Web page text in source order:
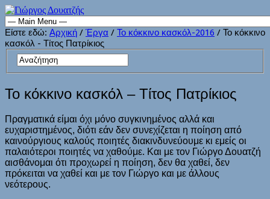
Είστε εδώ: Αρχική / Έργα / Το κόκκινο κασκόλ-2016 / Το κόκκινο
κασκόλ - Τίτος Πατρίκιος
Το κόκκινο κασκόλ – Τίτος Πατρίκιος
Πραγματικά είμαι όχι μόνο συγκινημένος αλλά και
ευχαριστημένος, διότι εάν δεν συνεχίζεται η ποίηση από
καινούργιους καλούς ποιητές διακινδυνεύουμε κι εμείς οι
παλαιότεροι ποιητές να χαθούμε. Και με τον Γιώργο Δουατζή
αισθάνομαι ότι προχωρεί η ποίηση, δεν θα χαθεί, δεν
πρόκειται να χαθεί και με τον Γιώργο και με άλλους
νεότερους.